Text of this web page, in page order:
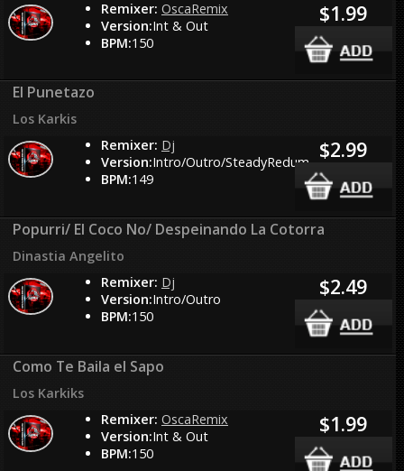
Remixer: OscaRemix
Version:Int & Out
BPM:150
$1.99
El Punetazo
Los Karkis
Remixer: Dj
Version:Intro/Outro/SteadyRedum
BPM:149
$2.99
Popurri/ El Coco No/ Despeinando La Cotorra
Dinastia Angelito
Remixer: Dj
Version:Intro/Outro
BPM:150
$2.49
Como Te Baila el Sapo
Los Karkiks
Remixer: OscaRemix
Version:Int & Out
BPM:150
$1.99